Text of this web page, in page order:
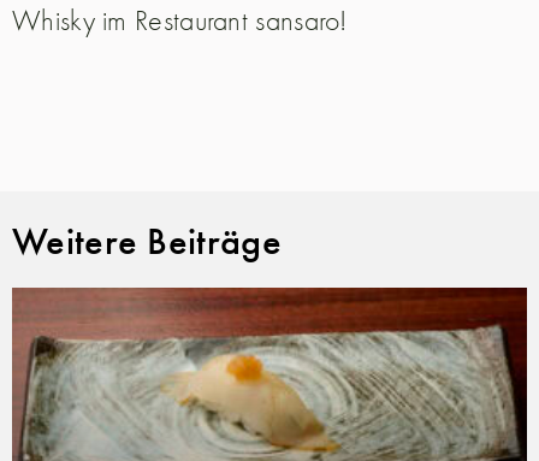
Whisky im Restaurant sansaro!
Weitere Beiträge